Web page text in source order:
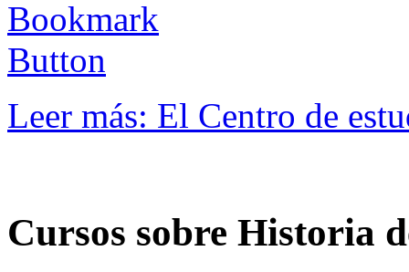
Leer más: El Centro de
Cursos sobre Historia